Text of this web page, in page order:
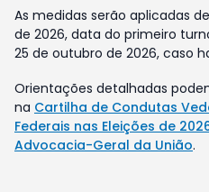
As medidas serão aplicadas
de 2026, data do primeiro
25 de outubro de 2026, caso
Orientações detalhadas
na Cartilha de Condutas
Federais nas Eleições de
Advocacia-Geral da União.